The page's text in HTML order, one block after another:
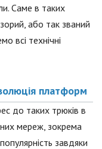
Саме в таких
або так званий
всі технічні
платформ
до таких трюків в
мереж, зокрема
завдяки